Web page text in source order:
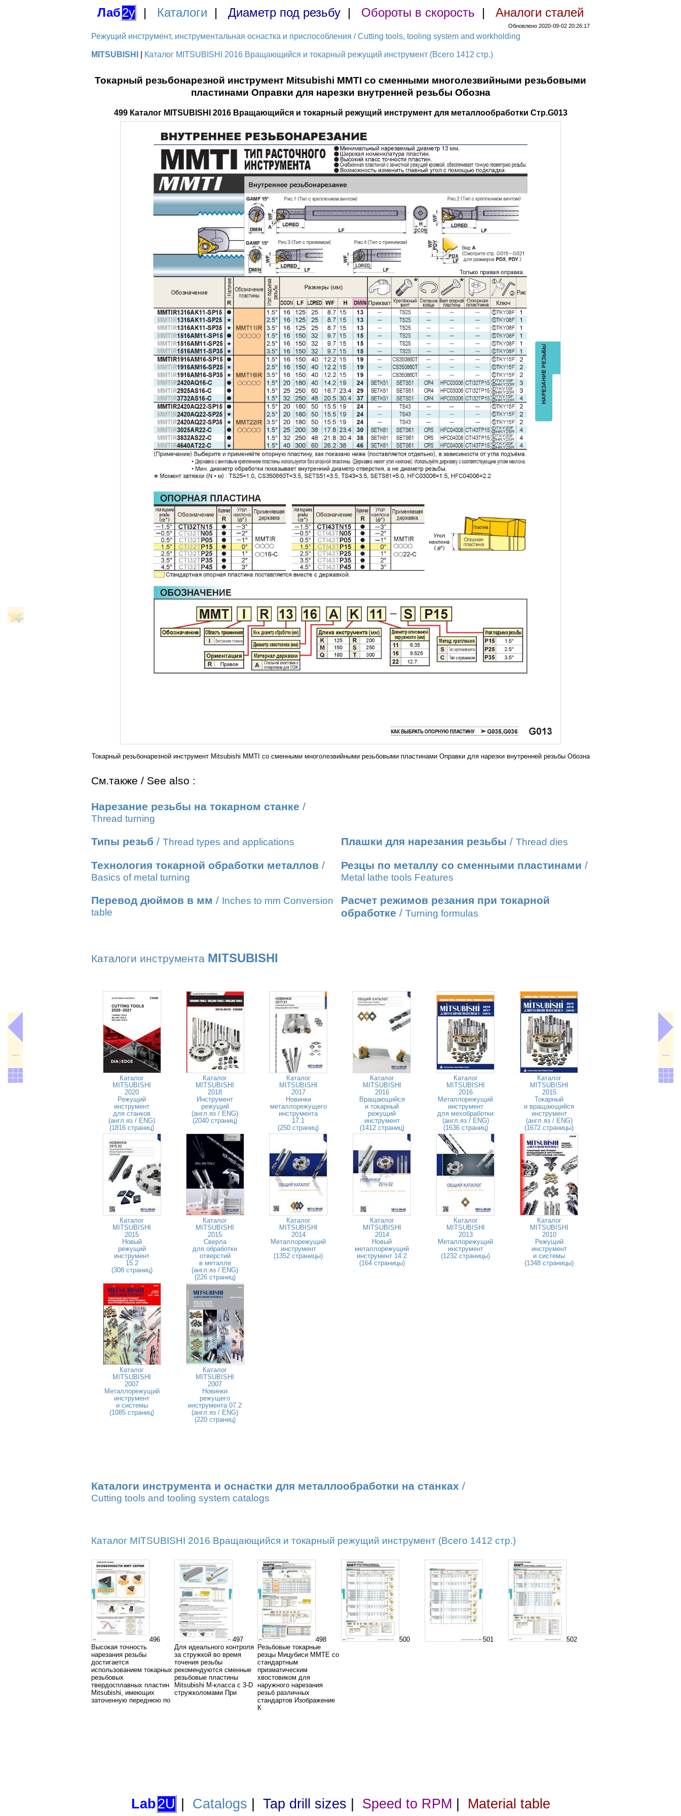
Лаб2у | Каталоги | Диаметр под резьбу | Обороты в скорость | Аналоги сталей
Обновлено 2020-09-02 20:26:17
Режущий инструмент, инструментальная оснастка и приспособления / Cutting tools, tooling system and workholding
MITSUBISHI Каталог MITSUBISHI 2016 Вращающийся и токарный режущий инструмент (Всего 1412 стр.)
Токарный резьбонарезной инструмент Mitsubishi MMTI со сменными многолезвийными резьбовыми
пластинами Оправки для нарезки внутренней резьбы Обозна
499 Каталог MITSUBISHI 2016 Вращающийся и токарный режущий инструмент для металлообработки Стр.G013
Токарный резьбонарезной инструмент Mitsubishi MMTI со сменными многолезвийными резьбовыми пластинами Оправки для нарезки внутренней резьбы Обозна
См.также / See also :
Нарезание резьбы на токарном станке /
Thread turning
Типы резьб / Thread types and applications Плашки для нарезания резьбы / Thread dies
Технология токарной обработки металлов /
Basics of metal turning
Резцы по металлу со сменными пластинами /
Metal lathe tools Features
Перевод дюймов в мм / Inches to mm Conversion
table
Расчет режимов резания при токарной
обработке / Turning formulas
Каталоги инструмента MITSUBISHI
Каталог
MITSUBISHI
2020
Режущий
инструмент
для станков
(англ.яз / ENG)
(1816 страниц)
Каталог
MITSUBISHI
2018
Инструмент
режущий
(англ.яз / ENG)
(2040 страниц)
Каталог
MITSUBISHI
2017
Новинки
металлорежущего
инструмента
17.1
(250 страниц)
Каталог
MITSUBISHI
2016
Вращающийся
и токарный
режущий
инструмент
(1412 страниц)
Каталог
MITSUBISHI
2016
Металлорежущий
инструмент
для мехобработки
(англ.яз / ENG)
(1636 страниц)
Каталог
MITSUBISHI
2015
Токарный
и вращающийся
инструмент
(англ.яз / ENG)
(1672 страницы)
Каталог
MITSUBISHI
2015
Новый
режущий
инструмент
15.2
(308 страниц)
Каталог
MITSUBISHI
2015
Сверла
для обработки
отверстий
в металле
(англ.яз / ENG)
(226 страниц)
Каталог
MITSUBISHI
2014
Металлорежущий
инструмент
(1352 страницы)
Каталог
MITSUBISHI
2014
Новый
металлорежущий
инструмент 14.2
(164 страницы)
Каталог
MITSUBISHI
2013
Металлорежущий
инструмент
(1232 страницы)
Каталог
MITSUBISHI
2010
Режущий
инструмент
и системы
(1348 страницы)
Каталог
MITSUBISHI
2007
Металлорежущий
инструмент
и системы
(1085 страниц)
Каталог
MITSUBISHI
2007
Новинки
режущего
инструмента 07.2
(англ.яз / ENG)
(220 страниц)
Каталоги инструмента и оснастки для металлообработки на станках /
Cutting tools and tooling system catalogs
Каталог MITSUBISHI 2016 Вращающийся и токарный режущий инструмент (Всего 1412 стр.)
496
Высокая точность
нарезания резьбы
достигается
использованием токарных
резьбовых
твердосплавных пластин
Mitsubishi, имеющих
заточенную переднюю по
497
Для идеального контроля
за стружкой во время
точения резьбы
рекомендуются сменные
резьбовые пластины
Mitsubishi М-класса с 3-D
стружколомами При
498
Резьбовые токарные
резцы Мицубиси MMTE со
стандартным
призматическим
хвостовиком для
наружного нарезания
резьб различных
стандартов Изображение
К
500 501 502
--- ---
Lab2U Catalogs Tap drill sizes Speed to RPM Material table